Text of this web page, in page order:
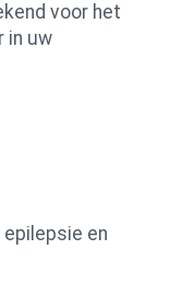
voor het
in uw
en